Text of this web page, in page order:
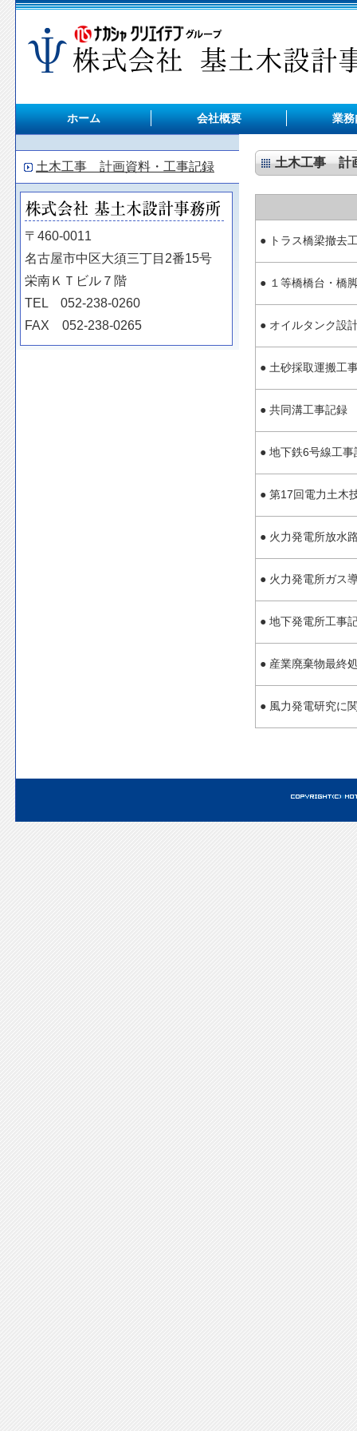
ホーム 会社概要 業務
土木工事 計画資料・工事記録
〒460-0011
名古屋市中区大須三丁目2番15号
栄南ＫＴビル７階
TEL 052-238-0260
FAX 052-238-0265
土木工事 計
● トラス橋梁撤去
● １等橋橋台・橋
● オイルタンク設
● 土砂採取運搬工
● 共同溝工事記録
● 地下鉄6号線工事
● 第17回電力土木
● 火力発電所放水
● 火力発電所ガス
● 地下発電所工事
● 産業廃棄物最終
● 風力発電研究に